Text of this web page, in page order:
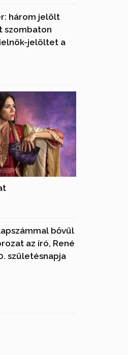
három jelölt
szombaton
jelöltet a
bővül
az író, René
születésnapja